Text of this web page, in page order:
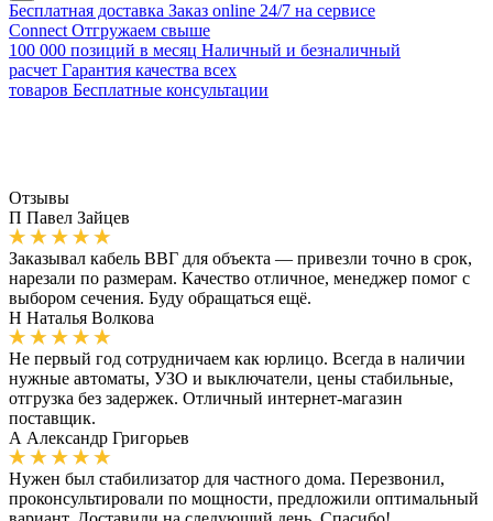
Бесплатная доставка Заказ online 24/7 на сервисе
Connect Отгружаем свыше
100 000 позиций в месяц Наличный и безналичный
расчет Гарантия качества всех
товаров Бесплатные консультации
Отзывы
П Павел Зайцев
Заказывал кабель ВВГ для объекта — привезли точно в срок,
нарезали по размерам. Качество отличное, менеджер помог с
выбором сечения. Буду обращаться ещё.
Н Наталья Волкова
Не первый год сотрудничаем как юрлицо. Всегда в наличии
нужные автоматы, УЗО и выключатели, цены стабильные,
отгрузка без задержек. Отличный интернет-магазин
поставщик.
А Александр Григорьев
Нужен был стабилизатор для частного дома. Перезвонил,
проконсультировали по мощности, предложили оптимальный